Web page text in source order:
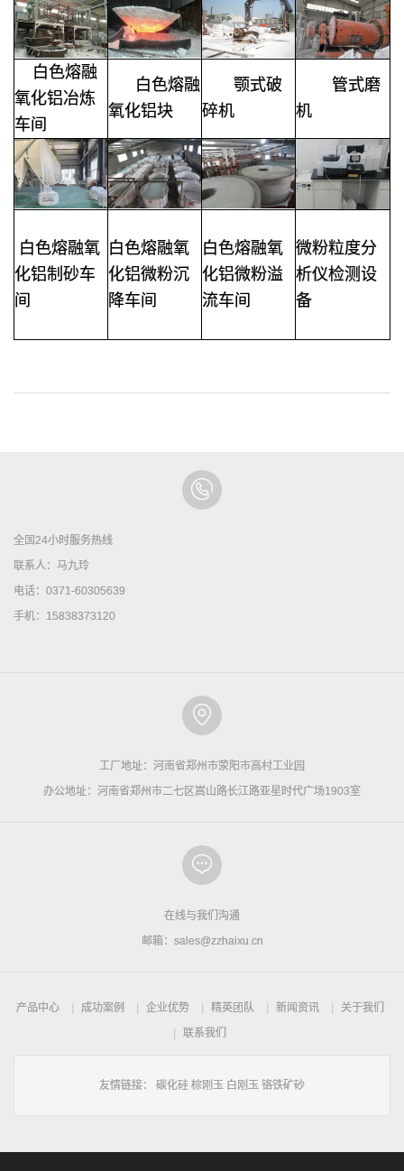
白色熔融
氧化铝冶炼
车间
白色熔融
氧化铝块
颚式破
碎机
管式磨
机
白色熔融氧
化铝制砂车
间
白色熔融氧
化铝微粉沉
降车间
白色熔融氧
化铝微粉溢
流车间
微粉粒度分
析仪检测设
备
全国24小时服务热线
联系人：马九玲
电话：0371-60305639
手机：15838373120
工厂地址：河南省郑州市荥阳市高村工业园
办公地址：河南省郑州市二七区嵩山路长江路亚星时代广场1903室
在线与我们沟通
邮箱：sales@zzhaixu.cn
产品中心 成功案例 企业优势 精英团队 新闻资讯
关于我们
联系我们
友情链接： 碳化硅 棕刚玉 白刚玉 铬铁矿砂